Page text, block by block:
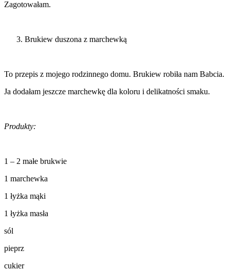
Zagotowałam.
Brukiew duszona z marchewką
To przepis z mojego rodzinnego domu. Brukiew robiła nam Babcia.
Ja dodałam jeszcze marchewkę dla koloru i delikatności smaku.
Produkty:
1 – 2 małe brukwie
1 marchewka
1 łyżka mąki
1 łyżka masła
sól
pieprz
cukier